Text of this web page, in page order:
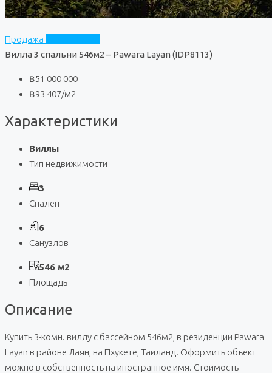
Продажа
Вилла 3 спальни 546м2 – Pawara Layan (IDP8113)
฿51 000 000
฿93 407/м2
Характеристики
Виллы
Тип недвижимости
3
Спален
6
Санузлов
546 м2
Площадь
Описание
Купить 3-комн. виллу с бассейном 546м2, в резиденции Pawara
Layan в районе Лаян, на Пхукете, Таиланд. Оформить объект
можно в собственность на иностранное имя. Стоимость